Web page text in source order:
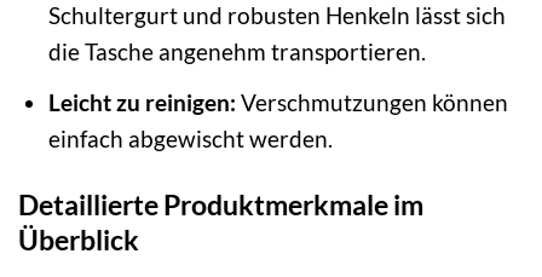
Schultergurt und robusten Henkeln lässt sich
die Tasche angenehm transportieren.
Leicht zu reinigen: Verschmutzungen können
einfach abgewischt werden.
Detaillierte Produktmerkmale im
Überblick